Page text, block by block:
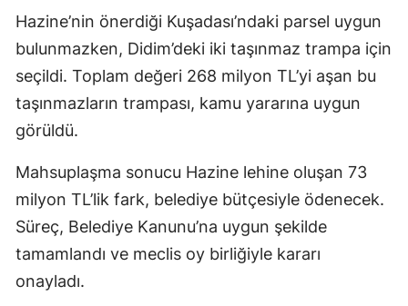
Hazine’nin önerdiği Kuşadası’ndaki parsel uygun
bulunmazken, Didim’deki iki taşınmaz trampa için
seçildi. Toplam değeri 268 milyon TL’yi aşan bu
taşınmazların trampası, kamu yararına uygun
görüldü.
Mahsuplaşma sonucu Hazine lehine oluşan 73
milyon TL’lik fark, belediye bütçesiyle ödenecek.
Süreç, Belediye Kanunu’na uygun şekilde
tamamlandı ve meclis oy birliğiyle kararı
onayladı.